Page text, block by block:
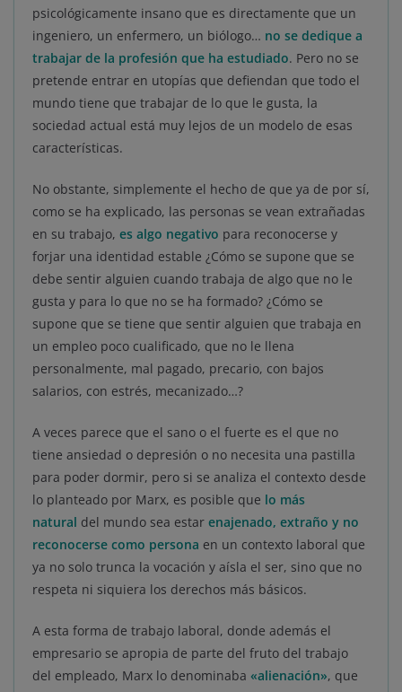
psicológicamente insano que es directamente que un
ingeniero, un enfermero, un biólogo… no se dedique a
trabajar de la profesión que ha estudiado. Pero no se
pretende entrar en utopías que defiendan que todo el
mundo tiene que trabajar de lo que le gusta, la
sociedad actual está muy lejos de un modelo de esas
características.
No obstante, simplemente el hecho de que ya de por sí,
como se ha explicado, las personas se vean extrañadas
en su trabajo, es algo negativo para reconocerse y
forjar una identidad estable ¿Cómo se supone que se
debe sentir alguien cuando trabaja de algo que no le
gusta y para lo que no se ha formado? ¿Cómo se
supone que se tiene que sentir alguien que trabaja en
un empleo poco cualificado, que no le llena
personalmente, mal pagado, precario, con bajos
salarios, con estrés, mecanizado…?
A veces parece que el sano o el fuerte es el que no
tiene ansiedad o depresión o no necesita una pastilla
para poder dormir, pero si se analiza el contexto desde
lo planteado por Marx, es posible que lo más
natural del mundo sea estar enajenado, extraño y no
reconocerse como persona en un contexto laboral que
ya no solo trunca la vocación y aísla el ser, sino que no
respeta ni siquiera los derechos más básicos.
A esta forma de trabajo laboral, donde además el
empresario se apropia de parte del fruto del trabajo
del empleado, Marx lo denominaba «alienación», que